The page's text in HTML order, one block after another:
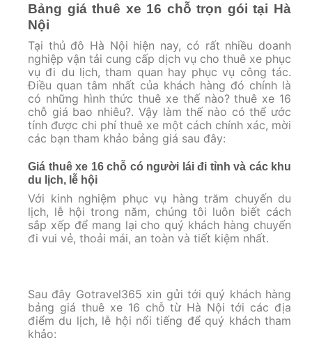
Bảng giá thuê xe 16 chỗ trọn gói tại Hà
Nội
Tại thủ đô Hà Nội hiện nay, có rất nhiều doanh
nghiệp vận tải cung cấp dịch vụ cho thuê xe phục
vụ đi du lịch, tham quan hay phục vụ công tác.
Điều quan tâm nhất của khách hàng đó chính là
có những hình thức thuê xe thế nào? thuê xe 16
chỗ giá bao nhiêu?. Vậy làm thế nào có thể ước
tính được chi phí thuê xe một cách chính xác, mời
các bạn tham khảo bảng giá sau đây:
Giá thuê xe 16 chỗ có người lái đi tỉnh và các khu
du lịch, lễ hội
Với kinh nghiệm phục vụ hàng trăm chuyến du
lịch, lễ hội trong năm, chúng tôi luôn biết cách
sắp xếp để mang lại cho quý khách hàng chuyến
đi vui vẻ, thoải mái, an toàn và tiết kiệm nhất.
Sau đây Gotravel365 xin gửi tới quý khách hàng
bảng giá thuê xe 16 chỗ từ Hà Nội tới các địa
điểm du lịch, lễ hội nổi tiếng để quý khách tham
khảo: